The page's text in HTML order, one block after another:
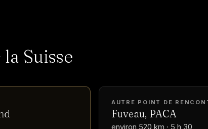
Suisse
AUTRE POINT DE
Fuveau, PACA
environ 520 km · 5 h 30